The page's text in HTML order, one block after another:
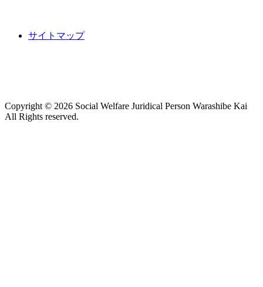
サイトマップ
Copyright © 2026 Social Welfare Juridical Person Warashibe Kai
All Rights reserved.